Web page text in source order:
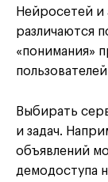
Нейросетей
различаются
«понимания»
Выбирать
и задач.
объявлений
демодоступа